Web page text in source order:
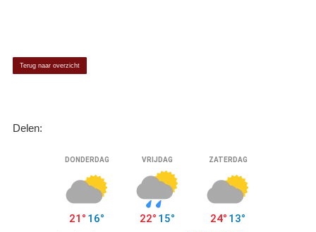
Terug naar overzicht
Delen: